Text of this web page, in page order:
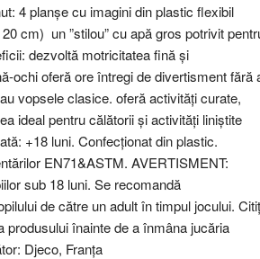
4 planșe cu imagini din plastic flexibil
cm) un ”stilou” cu apă gros potrivit
dezvoltă motricitatea fină și
ochi oferă ore întregi de divertisment fără
vopsele clasice. oferă activități curate,
ideal pentru călătorii și activități liniștite
+18 luni. Confecționat din plastic.
EN71&ASTM. AVERTISMENT:
sub 18 luni. Se recomandă
de către un adult în timpul jocului.
produsului înainte de a înmâna jucăria
Djeco, Franța